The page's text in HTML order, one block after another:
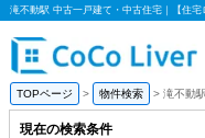
TOPページ 物件検索 滝不動
現在の検索条件